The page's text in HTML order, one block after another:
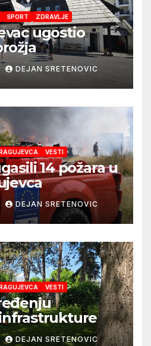
SPORT ZDRAVLJE
ugostio
DEJAN SRETENOVIC
VESTI
14 požara u
DEJAN SRETENOVIC
VESTI
DEJAN SRETENOVIC